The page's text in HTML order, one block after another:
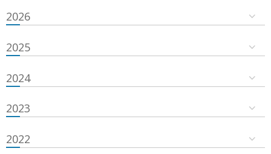
2026
2025
2024
2023
2022